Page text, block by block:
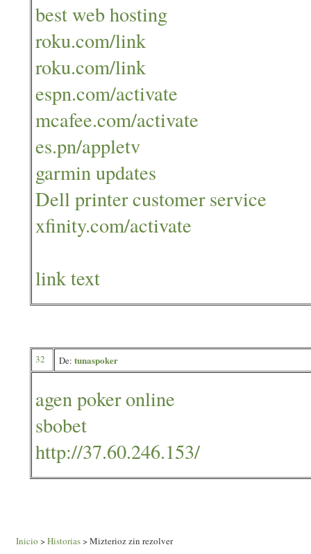
best web hosting
roku.com/link
roku.com/link
espn.com/activate
mcafee.com/activate
es.pn/appletv
garmin updates
Dell printer customer service
xfinity.com/activate
link text
32 De: tunaspoker
agen poker online
sbobet
http://37.60.246.153/
Inicio >Historias> Mizterioz zin rezolver